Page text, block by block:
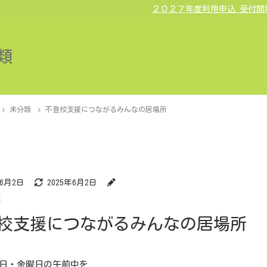
２０２７年度利用申込 受付開
未分類 不登校支援につながるみんなの居場所
月2日
2025年6月2日
支援につながるみんなの居場所
・金曜日の午前中を